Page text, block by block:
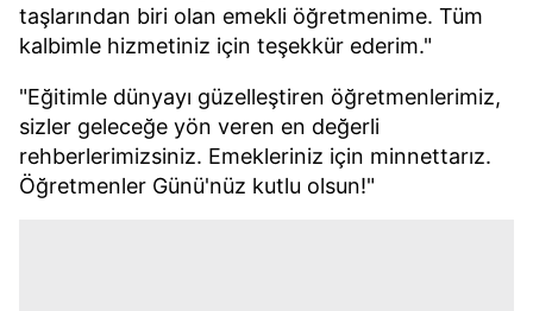
taşlarından biri olan emekli öğretmenime. Tüm
kalbimle hizmetiniz için teşekkür ederim."
"Eğitimle dünyayı güzelleştiren öğretmenlerimiz,
sizler geleceğe yön veren en değerli
rehberlerimizsiniz. Emekleriniz için minnettarız.
Öğretmenler Günü'nüz kutlu olsun!"